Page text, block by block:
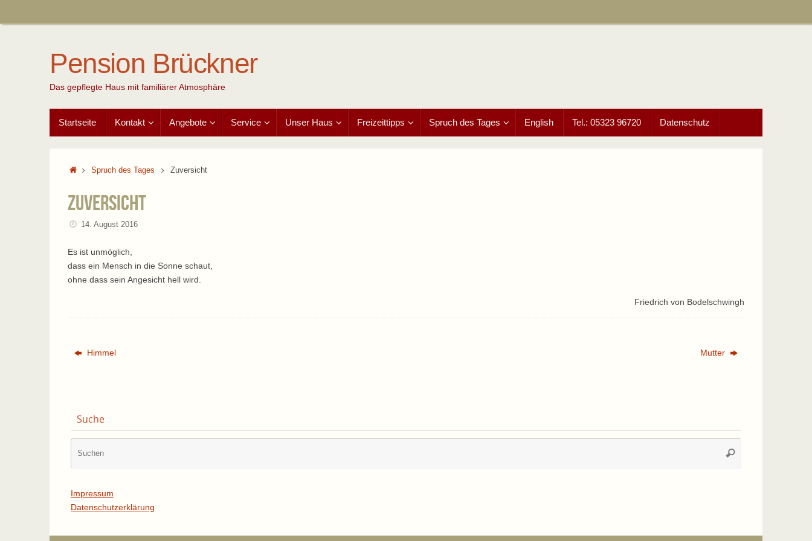
Pension Brückner
Das gepflegte Haus mit familiärer Atmosphäre
Inhalt
springen
Startseite Kontakt Angebote Service Unser Haus Freizeittipps Spruch des Tages English Tel.: 05323 96720 Datenschutz
StartSpruch des Tages Zuversicht
Zuversicht
14. August 2016
Es ist unmöglich,
dass ein Mensch in die Sonne schaut,
ohne dass sein Angesicht hell wird.
Friedrich von Bodelschwingh
Himmel Mutter
Suche
Suchen
Impressum
Datenschutzerklärung